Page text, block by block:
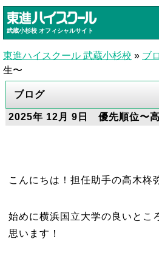
武蔵小杉校 オフィシャルサイト
東進ハイスクール 武蔵小杉校 » ブ
生〜
ブログ
2025年 12月 9日 優先順位〜
こんにちは！担任助手の高木柊
始めに横浜国立大学の良いとこ
思います！